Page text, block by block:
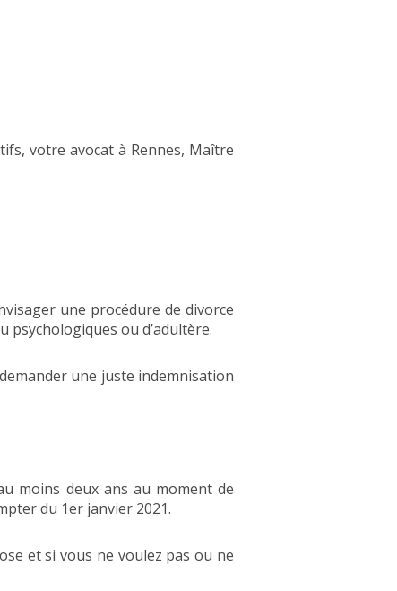
votre avocat à Rennes, Maître
une procédure de divorce
psychologiques ou d’adultère.
une juste indemnisation
moins deux ans au moment de
du 1er janvier 2021.
et si vous ne voulez pas ou ne